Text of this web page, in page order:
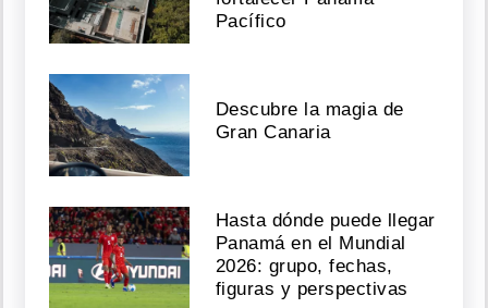
Pacífico
Descubre la magia de
Gran Canaria
Hasta dónde puede llegar
Panamá en el Mundial
2026: grupo, fechas,
figuras y perspectivas